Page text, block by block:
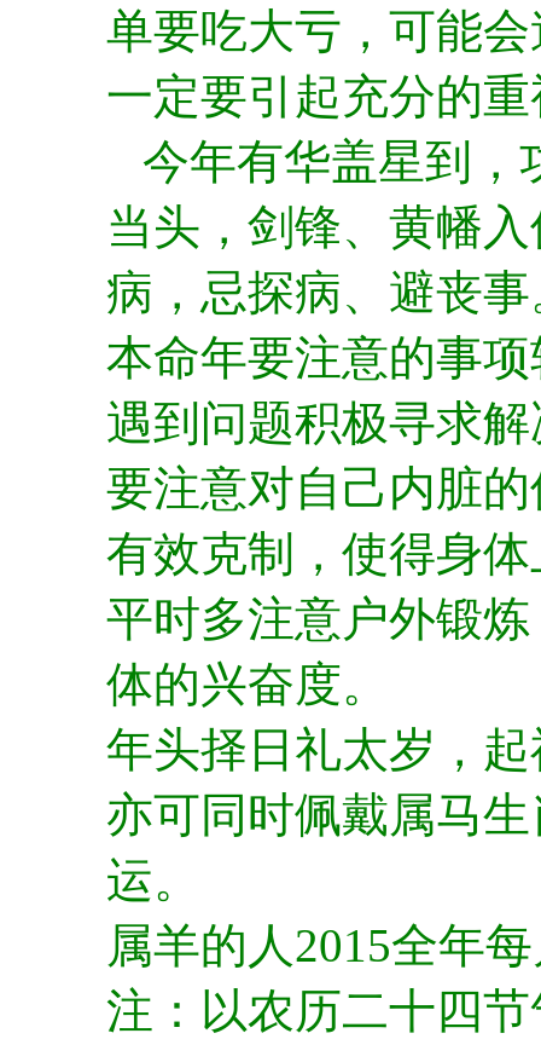
单要吃大亏，可能
一定要引起充分的
今年有华盖星到，
当头，剑锋、黄幡
病，忌探病、避丧事
本命年要注意的事
遇到问题积极寻求
要注意对自己内脏
有效克制，使得身
平时多注意户外锻
体的兴奋度。
年头择日礼太岁，
亦可同时佩戴属马
运。
属羊的人2015全年
注：以农历二十四